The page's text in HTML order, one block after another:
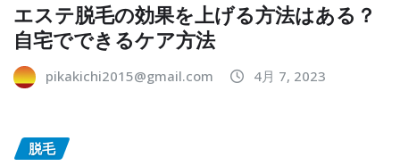
エステ脱毛の効果を上げる方法はある？
自宅でできるケア方法
pikakichi2015@gmail.com 4月 7, 2023
脱毛